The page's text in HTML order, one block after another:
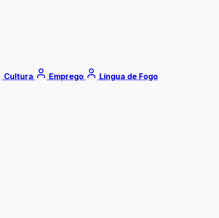
Cultura Emprego Língua de Fogo